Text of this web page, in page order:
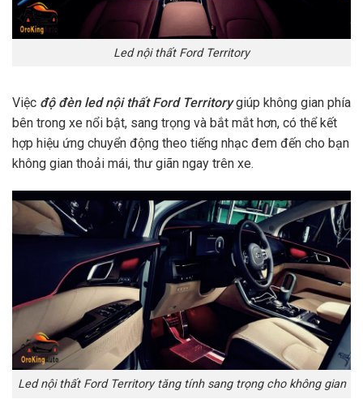
Led nội thất Ford Territory
Việc độ đèn led nội thất Ford Territorygiúp không gian phía
bên trong xe nổi bật, sang trọng và bắt mắt hơn, có thể kết
hợp hiệu ứng chuyển động theo tiếng nhạc đem đến cho bạn
không gian thoải mái, thư giãn ngay trên xe.
Led nội thất Ford Territory tăng tính sang trọng cho không gian